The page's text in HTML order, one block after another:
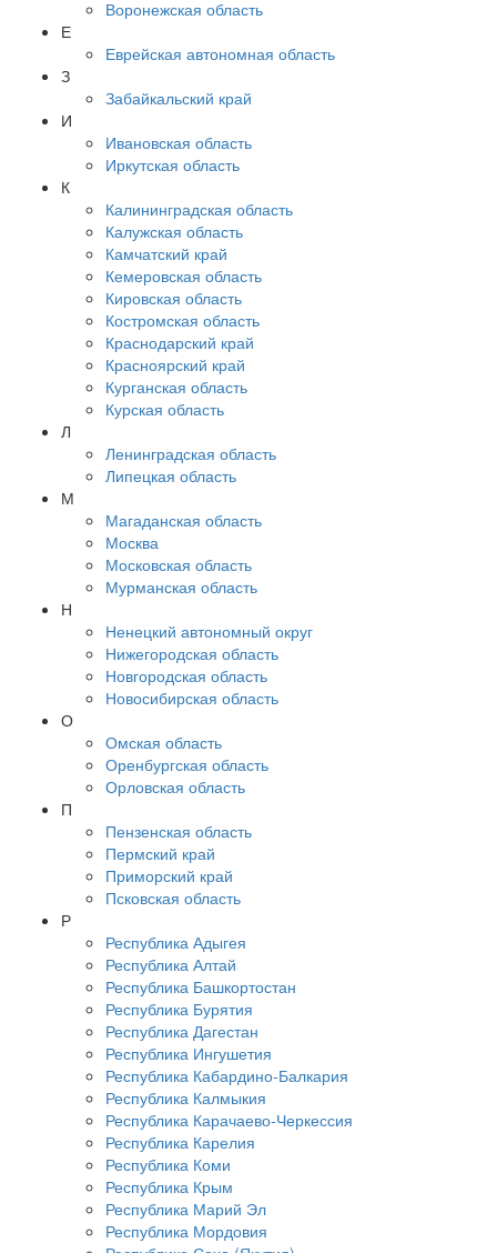
Воронежская область
Е
Еврейская автономная область
З
Забайкальский край
И
Ивановская область
Иркутская область
К
Калининградская область
Калужская область
Камчатский край
Кемеровская область
Кировская область
Костромская область
Краснодарский край
Красноярский край
Курганская область
Курская область
Л
Ленинградская область
Липецкая область
М
Магаданская область
Москва
Московская область
Мурманская область
Н
Ненецкий автономный округ
Нижегородская область
Новгородская область
Новосибирская область
О
Омская область
Оренбургская область
Орловская область
П
Пензенская область
Пермский край
Приморский край
Псковская область
Р
Республика Адыгея
Республика Алтай
Республика Башкортостан
Республика Бурятия
Республика Дагестан
Республика Ингушетия
Республика Кабардино-Балкария
Республика Калмыкия
Республика Карачаево-Черкессия
Республика Карелия
Республика Коми
Республика Крым
Республика Марий Эл
Республика Мордовия